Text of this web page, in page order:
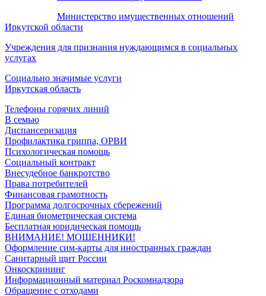
Министерство имущественных отношений
Иркутской области
Учреждения для признания нуждающимся в социальных
услугах
Социально значимые услуги
Иркутская область
Телефоны горячих линий
В семью
Диспансеризация
Профилактика гриппа, ОРВИ
Психологическая помощь
Социальный контракт
Внесудебное банкротство
Права потребителей
Финансовая грамотность
Программа долгосрочных сбережений
Единая биометрическая система
Бесплатная юридическая помощь
ВНИМАНИЕ! МОШЕННИКИ!
Оформление сим-карты для иностранных граждан
Санитарный щит России
Онкоскрининг
Информационный материал Роскомнадзора
Обращение с отходами